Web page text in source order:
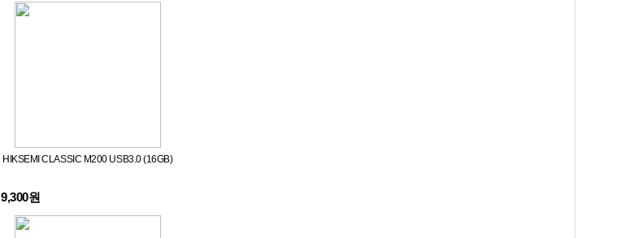
HIKSEMI CLASSIC M200 USB3.0 (16GB)
9,300원